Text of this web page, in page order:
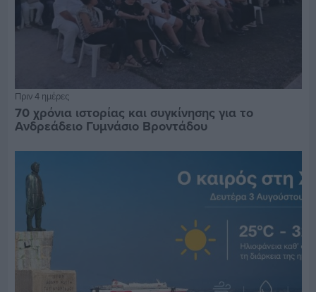
Πριν 4 ημέρες
70 χρόνια ιστορίας και συγκίνησης για το
Ανδρεάδειο Γυμνάσιο Βροντάδου